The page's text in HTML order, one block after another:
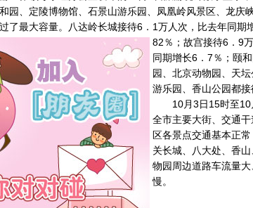
园、定陵博物馆、石景山游乐园、凤凰岭风景区、龙庆
了最大容量。
八达岭长城接待6．1万人次，比去年同期
82％；故宫接待6．9
同期增长6．7％；颐
园、北京动物园、天
游乐园、香山公园都接
10月3日15时至10
全市主要大街、交通
区各景点交通基本正
关长城、八大处、香
物园周边道路车流量
慢。